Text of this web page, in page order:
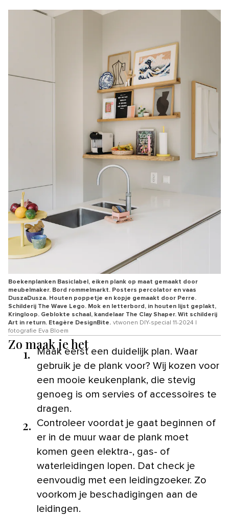
Boekenplanken Basiclabel, eiken plank op maat gemaakt door
meubelmaker. Bord rommelmarkt. Posters percolator en vaas
DuszaDusza. Houten poppetje en kopje gemaakt door Perre.
Schilderij The Wave Lego. Mok en letterbord, in houten lijst geplakt,
Kringloop. Geblokte schaal, kandelaar The Clay Shaper. Wit schilderij
Art in return. Etagère DesignBite. vtwonen DIY-special 11-2024 |
fotografie Eva Bloem
Zo maak je het
1.
Maak eerst een duidelijk plan. Waar
gebruik je de plank voor? Wij kozen voor
een mooie keukenplank, die stevig
genoeg is om servies of accessoires te
dragen.
2.
Controleer voordat je gaat beginnen of
er in de muur waar de plank moet
komen geen elektra-, gas- of
waterleidingen lopen. Dat check je
eenvoudig met een leidingzoeker. Zo
voorkom je beschadigingen aan de
leidingen.